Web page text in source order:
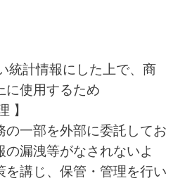
統計情報にした上で、商
に使用するため
】
の一部を外部に委託してお
の漏洩等がなされないよ
を講じ、保管・管理を行い